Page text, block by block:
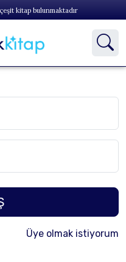
çeşit kitap bulunmaktadır
Üye olmak istiyorum